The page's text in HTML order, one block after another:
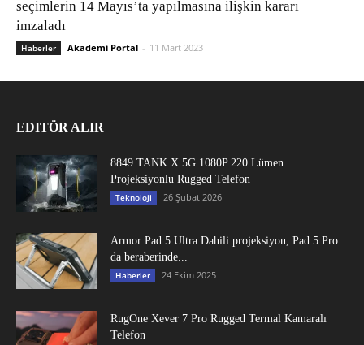
seçimlerin 14 Mayıs’ta yapılmasına ilişkin kararı
imzaladı
Haberler Akademi Portal - 11 Mart 2023
EDITÖR ALIR
8849 TANK X 5G 1080P 220 Lümen
Projeksiyonlu Rugged Telefon
Teknoloji 26 Şubat 2026
Armor Pad 5 Ultra Dahili projeksiyon, Pad 5 Pro
da beraberinde...
Haberler 24 Ekim 2025
RugOne Xever 7 Pro Rugged Termal Kamaralı
Telefon